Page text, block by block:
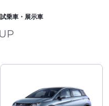
乗車・展示車